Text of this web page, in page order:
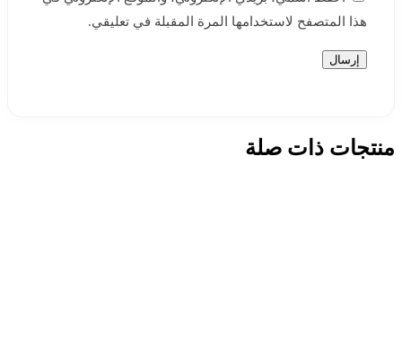
هذا المتصفح لاستخدامها المرة المقبلة في تعليقي.
منتجات ذات صلة